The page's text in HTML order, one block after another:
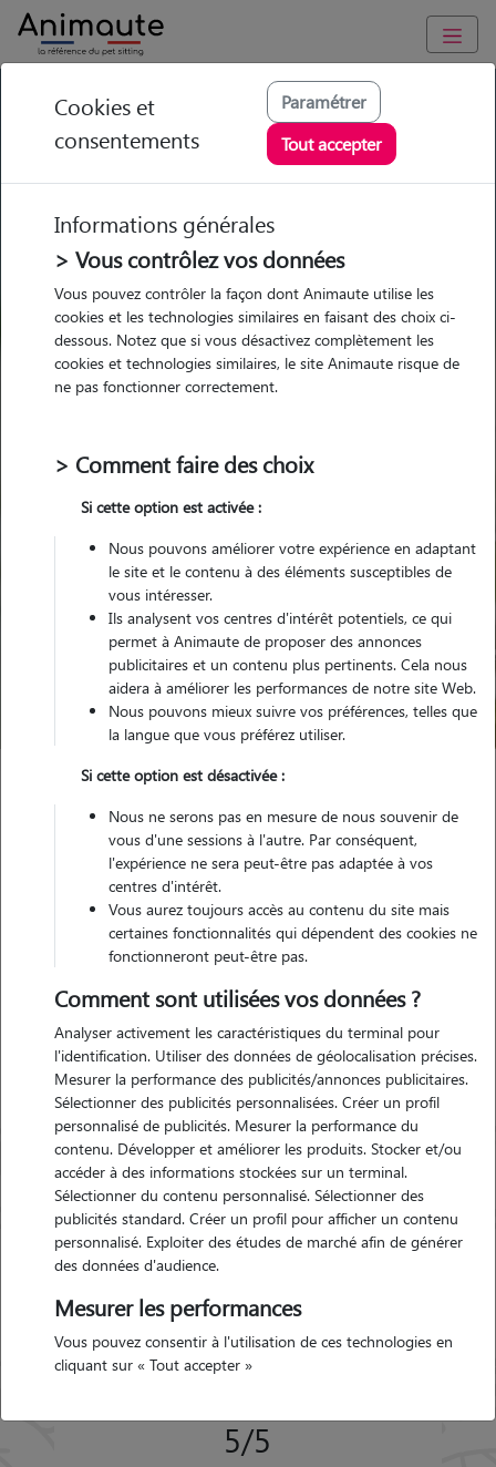
GARDE ANIMAUX à Gaillefontaine : Garde chien et chat en
famille ou à domicile, visites et promenades
Trouvez une garde animaux à
Gaillefontaine
Parmi nos pet-sitters à
Gaillefontaine
Pour quel animal ?
Trouver mon Pet Sitter
Gaillefontaine
Plus de 1 propriétaires satisfaits pour
la garde de leur animal à
Gaillefontaine
Garde d'animaux
Gaillefontaine (76870)
Avis déposé par Laurianne le 14-
06-2026 06:25
"Thyphaine est une très bonne garde Joey
très peureux s'est très bien adapté chez elle
il était comme chez lui nous avons eu des
nouvelles et photos tous les jours elle a
même réussi à lui donner ses médicaments
ce qui vraiment pas facile je recommande
vivement sa garde , et n'hésiterai pas à lui
5/5
Précédent
Cookies et
consentements
Paramétrer
Tout accepter
Informations générales
> Vous contrôlez vos données
Vous pouvez contrôler la façon dont Animaute utilise les
cookies et les technologies similaires en faisant des choix ci-
dessous. Notez que si vous désactivez complètement les
cookies et technologies similaires, le site Animaute risque de
ne pas fonctionner correctement.
> Comment faire des choix
Si cette option est activée :
Nous pouvons améliorer votre expérience en adaptant
le site et le contenu à des éléments susceptibles de
vous intéresser.
Ils analysent vos centres d'intérêt potentiels, ce qui
permet à Animaute de proposer des annonces
publicitaires et un contenu plus pertinents. Cela nous
aidera à améliorer les performances de notre site Web.
Nous pouvons mieux suivre vos préférences, telles que
la langue que vous préférez utiliser.
Si cette option est désactivée :
Nous ne serons pas en mesure de nous souvenir de
vous d'une sessions à l'autre. Par conséquent,
l'expérience ne sera peut-être pas adaptée à vos
centres d'intérêt.
Vous aurez toujours accès au contenu du site mais
certaines fonctionnalités qui dépendent des cookies ne
fonctionneront peut-être pas.
Comment sont utilisées vos données ?
Analyser activement les caractéristiques du terminal pour
l'identification. Utiliser des données de géolocalisation précises.
Mesurer la performance des publicités/annonces publicitaires.
Sélectionner des publicités personnalisées. Créer un profil
personnalisé de publicités. Mesurer la performance du
contenu. Développer et améliorer les produits. Stocker et/ou
accéder à des informations stockées sur un terminal.
Sélectionner du contenu personnalisé. Sélectionner des
publicités standard. Créer un profil pour afficher un contenu
personnalisé. Exploiter des études de marché afin de générer
des données d'audience.
Mesurer les performances
Vous pouvez consentir à l'utilisation de ces technologies en
cliquant sur « Tout accepter »